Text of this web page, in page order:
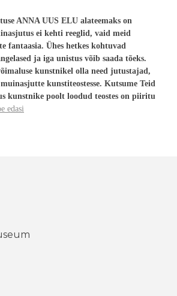
ANNA UUS ELU alateemaks on
ei kehti reeglid, vaid meid
fantaasia. Ühes hetkes kohtuvad
ja iga unistus võib saada tõeks.
kunstnikel olla need jutustajad,
kunstiteostesse. Kutsume Teid
kunstnike poolt loodud teostes on piiritu
edasi